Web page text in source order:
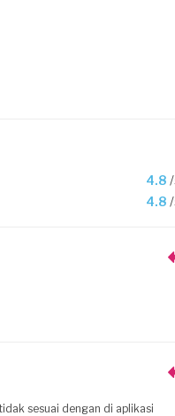
4.8
4.8
sesuai dengan di aplikasi